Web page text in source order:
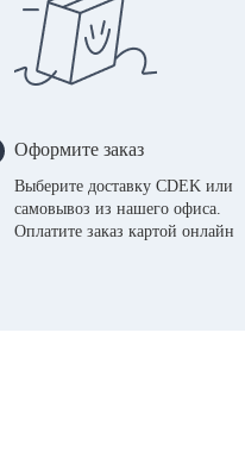
Оформите заказ
Выберите доставку CDEK или
самовывоз из нашего офиса.
Оплатите заказ картой онлайн